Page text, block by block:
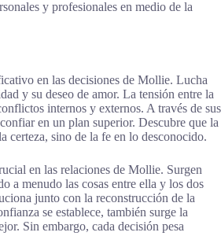
y profesionales en medio de la
en las decisiones de Mollie. Lucha
y su deseo de amor. La tensión entre la
internos y externos. A través de sus
en un plan superior. Descubre que la
certeza, sino de la fe en lo desconocido.
en las relaciones de Mollie. Surgen
a menudo las cosas entre ella y los dos
junto con la reconstrucción de la
se establece, también surge la
Sin embargo, cada decisión pesa